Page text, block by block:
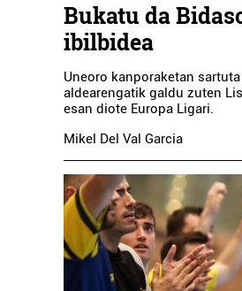
Bukatu da
ibilbidea
Uneoro kanporaketan
aldearengatik galdu zuten
esan diote Europa Ligari.
Mikel Del Val Garcia